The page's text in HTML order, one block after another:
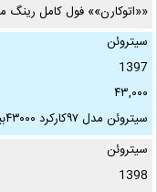
««اتوکارن»» فول کامل رینگ
بدون خط وخش …
سیتروئن
1397
۴۳,۰۰۰
بی خط وخش فنی به شرط …
سیتروئن
1398